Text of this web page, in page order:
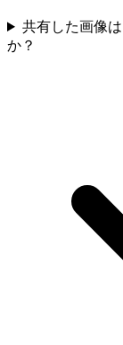
共有した画像
か？